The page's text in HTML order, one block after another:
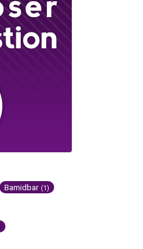
Bamidbar (1)